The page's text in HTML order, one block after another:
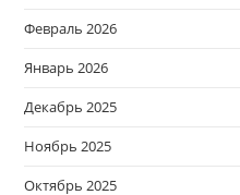
Февраль 2026
Январь 2026
Декабрь 2025
Ноябрь 2025
Октябрь 2025